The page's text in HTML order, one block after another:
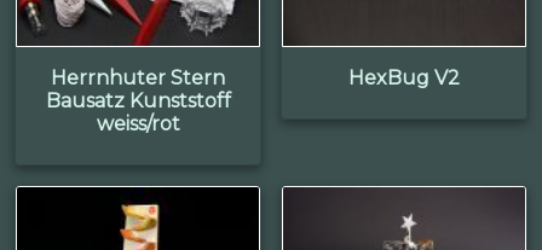
Herrnhuter Stern
Bausatz Kunststoff
weiss/rot
HexBug V2